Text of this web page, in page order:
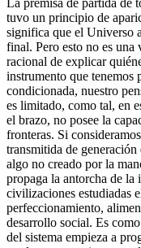
tuvo un principio de
significa que el Universo
final. Pero esto no es una
racional de explicar
instrumento que tenemos
condicionada, nuestro
es limitado, como tal, en
el brazo, no posee la
fronteras. Si
transmitida de
algo no creado por la
propaga la antorcha de la
civilizaciones estudiadas
perfeccionamiento,
desarrollo social. Es
del sistema empieza a